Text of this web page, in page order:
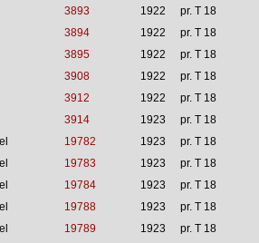
3893 1922 pr. T 18
3894 1922 pr. T 18
3895 1922 pr. T 18
3908 1922 pr. T 18
3912 1922 pr. T 18
3914 1923 pr. T 18
19782 1923 pr. T 18
19783 1923 pr. T 18
19784 1923 pr. T 18
19788 1923 pr. T 18
19789 1923 pr. T 18